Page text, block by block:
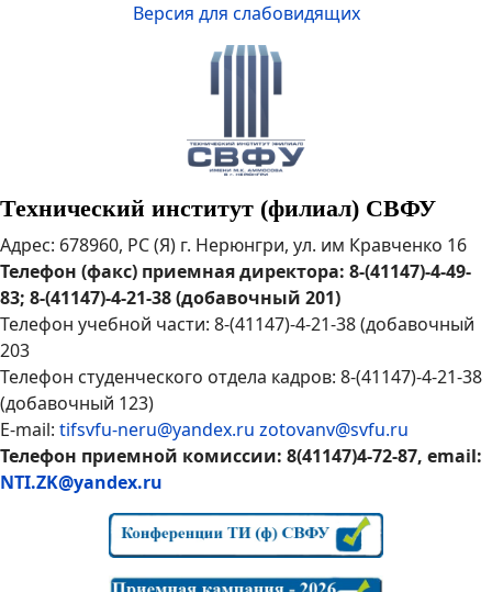
Версия для слабовидящих
Технический институт (филиал) СВФУ
Адрес: 678960, РС (Я) г. Нерюнгри, ул. им Кравченко 16
Телефон (факс) приемная директора: 8-(41147)-4-49-
83; 8-(41147)-4-21-38 (добавочный 201)
Телефон учебной части: 8-(41147)-4-21-38 (добавочный
203
Телефон студенческого отдела кадров: 8-(41147)-4-21-38
(добавочный 123)
E-mail: tifsvfu-neru@yandex.ru zotovanv@svfu.ru
Телефон приемной комиссии: 8(41147)4-72-87, email:
NTI.ZK@yandex.ru